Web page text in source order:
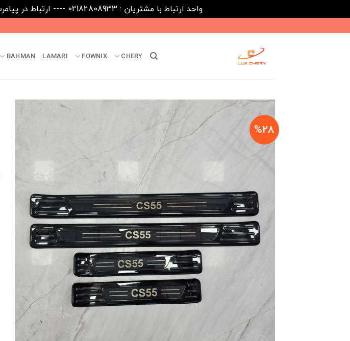
واحد ارتباط با مشتریان : 02182808933 ---- ارتباط در پیامرسان های داخلی ایتا، روبیکا و بله : 09031116395
to
CHERY
FOWNIX
LAMARI
BAHMAN
%28